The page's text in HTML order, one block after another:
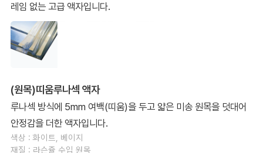
레임 없는 고급 액자입니다.
(원목)띠움루나섹 액자
루나섹 방식에 5mm 여백(띠움)을 두고 얇은 미송 원목을 덧대어
안정감을 더한 액자입니다.
색상 : 화이트, 베이지
재질 : 라슨쥴 수입 원목